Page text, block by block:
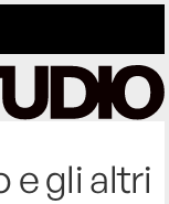
e gli altri